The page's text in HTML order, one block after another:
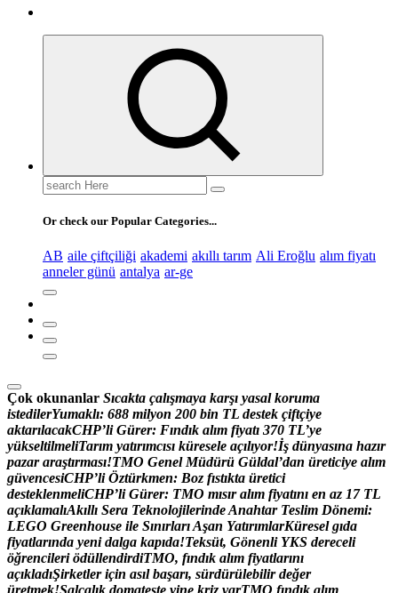
Search
for:
Or check our Popular Categories...
AB aile çiftçiliği akademi akıllı tarım Ali Eroğlu alım fiyatı
anneler günü antalya ar-ge
Çok okunanlar Sıcakta çalışmaya karşı yasal koruma
istedilerYumaklı: 688 milyon 200 bin TL destek çiftçiye
aktarılacakCHP’li Gürer: Fındık alım fiyatı 370 TL’ye
yükseltilmeliTarım yatırımcısı küresele açılıyor!İş dünyasına hazır
pazar araştırması!TMO Genel Müdürü Güldal’dan üreticiye alım
güvencesiCHP’li Öztürkmen: Boz fıstıkta üretici
desteklenmeliCHP’li Gürer: TMO mısır alım fiyatını en az 17 TL
açıklamalıAkıllı Sera TeknolojilerindeAnahtar Teslim Dönemi:
LEGO Greenhouse ile SınırlarıAşan YatırımlarKüresel gıda
fiyatlarında yeni dalga kapıda!Teksüt, Gönenli YKS dereceli
öğrencileri ödüllendirdiTMO, fındık alım fiyatlarını
açıkladıŞirketler için asıl başarı, sürdürülebilir değer